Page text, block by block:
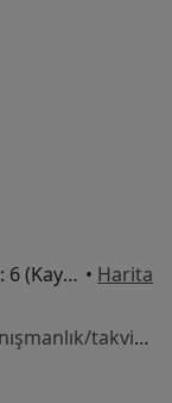
Alpaslan, Gökçe Fidan Sk.Sokak No: 6 (Kayseripark AVM arkası), Melikgazi • Harita
Bu uzman ilgili adres için online danışmanlık/takvim sunmuyor.